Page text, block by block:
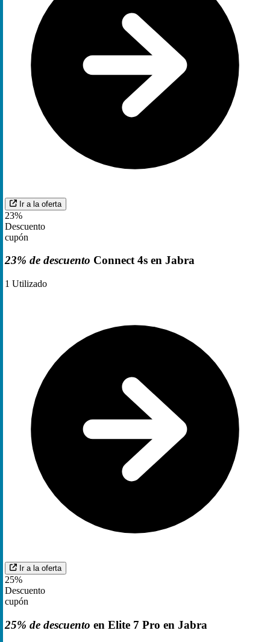
Ir a la oferta
23%
Descuento
cupón
23% de descuento Connect 4s en Jabra
1 Utilizado
Ir a la oferta
25%
Descuento
cupón
25% de descuento en Elite 7 Pro en Jabra